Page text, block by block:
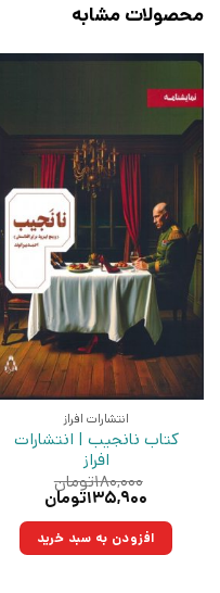
محصولات مشابه
انتشارات افراز
کتاب نانجیب | انتشارات
افراز
۱۸۰,۰۰۰تومان
قیمت
۱۸۰,۰۰۰تومان
بود.
۱۳۵,۹۰۰تومان
۱۳۵,۹۰۰تومان.افزودن به سبد خرید